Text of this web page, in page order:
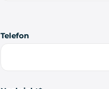
Telefon